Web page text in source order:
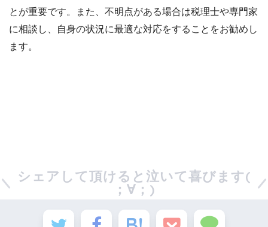
とが重要です。また、不明点がある場合は税理士や専門家
に相談し、自身の状況に最適な対応をすることをお勧めし
ます。
シェアして頂けると泣いて喜びます(
；∀；)